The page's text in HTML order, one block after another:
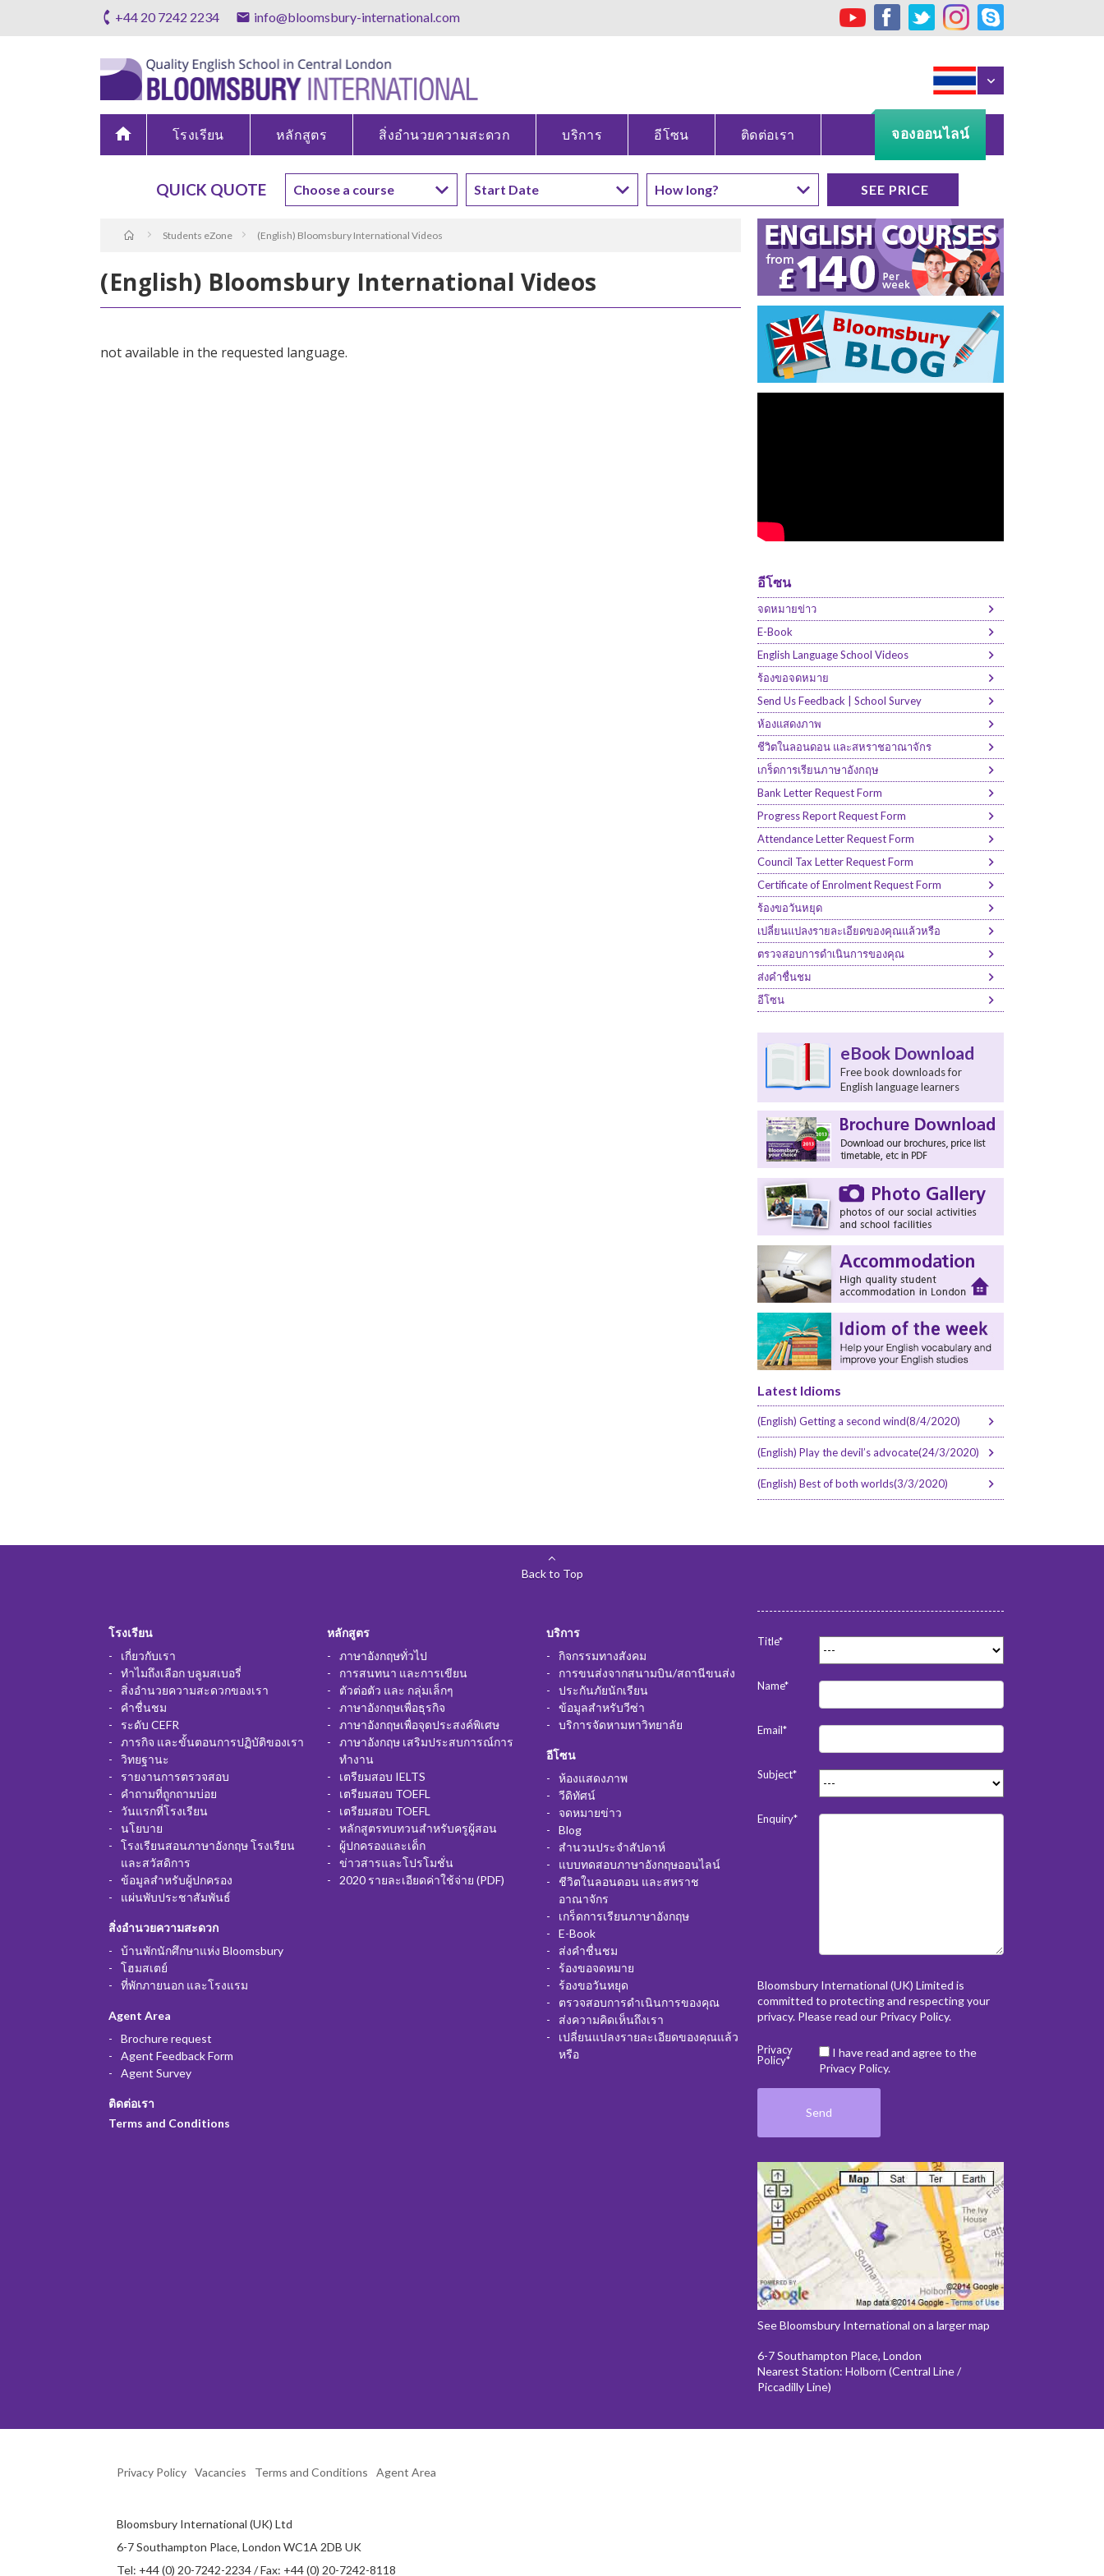
+44 20 7242 2234 info@bloomsbury-international.com
home โรงเรียน หลักสูตร สิ่งอำนวยความสะดวก บริการ อีโซน ติดต่อเรา จองออนไลน์
QUICK QUOTE
Students eZone (English) Bloomsbury International Videos
(English) Bloomsbury International Videos
not available in the requested language.
อีโซน
จดหมายข่าว
E-Book
English Language School Videos
ร้องขอจดหมาย
Send Us Feedback | School Survey
ห้องแสดงภาพ
ชีวิตในลอนดอน และสหราชอาณาจักร
เกร็ดการเรียนภาษาอังกฤษ
Bank Letter Request Form
Progress Report Request Form
Attendance Letter Request Form
Council Tax Letter Request Form
Certificate of Enrolment Request Form
ร้องขอวันหยุด
เปลี่ยนแปลงรายละเอียดของคุณแล้วหรือ
ตรวจสอบการดำเนินการของคุณ
ส่งคำชื่นชม
อีโซน
eBook Download
Free book downloads for
English language learners
Latest Idioms
(English) Getting a second wind(8/4/2020)
(English) Play the devil’s advocate(24/3/2020)
(English) Best of both worlds(3/3/2020)
Back to Top
โรงเรียน
เกี่ยวกับเรา
ทำไมถึงเลือก บลูมสเบอรี่
สิ่งอำนวยความสะดวกของเรา
คำชื่นชม
ระดับ CEFR
ภารกิจ และขั้นตอนการปฏิบัติของเรา
วิทยฐานะ
รายงานการตรวจสอบ
คำถามที่ถูกถามบ่อย
วันแรกที่โรงเรียน
นโยบาย
โรงเรียนสอนภาษาอังกฤษ โรงเรียน
และสวัสดิการ
ข้อมูลสำหรับผู้ปกครอง
แผ่นพับประชาสัมพันธ์
สิ่งอำนวยความสะดวก
บ้านพักนักศึกษาแห่ง Bloomsbury
โฮมสเตย์
ที่พักภายนอก และโรงแรม
Agent Area
Brochure request
Agent Feedback Form
Agent Survey
ติดต่อเรา
Terms and Conditions
หลักสูตร
ภาษาอังกฤษทั่วไป
การสนทนา และการเขียน
ตัวต่อตัว และ กลุ่มเล็กๆ
ภาษาอังกฤษเพื่อธุรกิจ
ภาษาอังกฤษเพื่อจุดประสงค์พิเศษ
ภาษาอังกฤษ เสริมประสบการณ์การ
ทำงาน
เตรียมสอบ IELTS
เตรียมสอบ TOEFL
เตรียมสอบ TOEFL
หลักสูตรทบทวนสำหรับครูผู้สอน
ผู้ปกครองและเด็ก
ข่าวสารและโปรโมชั่น
2020 รายละเอียดค่าใช้จ่าย (PDF)
บริการ
กิจกรรมทางสังคม
การขนส่งจากสนามบิน/สถานีขนส่ง
ประกันภัยนักเรียน
ข้อมูลสำหรับวีซ่า
บริการจัดหามหาวิทยาลัย
อีโซน
ห้องแสดงภาพ
วีดิทัศน์
จดหมายข่าว
Blog
สำนวนประจำสัปดาห์
แบบทดสอบภาษาอังกฤษออนไลน์
ชีวิตในลอนดอน และสหราช
อาณาจักร
เกร็ดการเรียนภาษาอังกฤษ
E-Book
ส่งคำชื่นชม
ร้องขอจดหมาย
ร้องขอวันหยุด
ตรวจสอบการดำเนินการของคุณ
ส่งความคิดเห็นถึงเรา
เปลี่ยนแปลงรายละเอียดของคุณแล้ว
หรือ
Title*
Name*
Email*
Subject*
Enquiry*
Bloomsbury International (UK) Limited is
committed to protecting and respecting your
privacy. Please read our Privacy Policy.
Privacy
Policy*
I have read and agree to the
Privacy Policy.
See Bloomsbury International on a larger map
6-7 Southampton Place, London
Nearest Station: Holborn (Central Line /
Piccadilly Line)
Privacy Policy Vacancies Terms and Conditions Agent Area
Bloomsbury International (UK) Ltd
6-7 Southampton Place, London WC1A 2DB UK
Tel: +44 (0) 20-7242-2234 / Fax: +44 (0) 20-7242-8118